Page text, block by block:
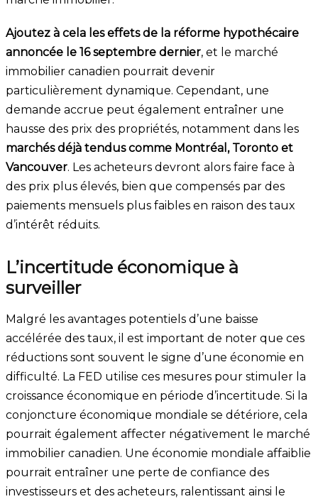
Ajoutez à cela les effets de la réforme hypothécaire
annoncée le 16 septembre dernier, et le marché
immobilier canadien pourrait devenir
particulièrement dynamique. Cependant, une
demande accrue peut également entraîner une
hausse des prix des propriétés, notamment dans les
marchés déjà tendus comme Montréal, Toronto et
Vancouver. Les acheteurs devront alors faire face à
des prix plus élevés, bien que compensés par des
paiements mensuels plus faibles en raison des taux
d’intérêt réduits.
L’incertitude économique à
surveiller
Malgré les avantages potentiels d’une baisse
accélérée des taux, il est important de noter que ces
réductions sont souvent le signe d’une économie en
difficulté. La FED utilise ces mesures pour stimuler la
croissance économique en période d’incertitude. Si la
conjoncture économique mondiale se détériore, cela
pourrait également affecter négativement le marché
immobilier canadien. Une économie mondiale affaiblie
pourrait entraîner une perte de confiance des
investisseurs et des acheteurs, ralentissant ainsi le